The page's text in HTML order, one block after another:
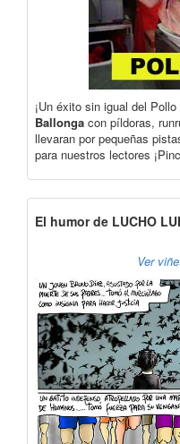
¡Un éxito sin igual del
Ballonga con píldoras,
llevaran por pequeñas
para nuestros lectores
El humor de LUCHO
Ver